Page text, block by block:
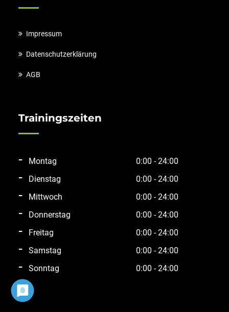
Impressum
Datenschutzerklärung
AGB
Trainingszeiten
Montag
0:00 - 24:00
Dienstag
0:00 - 24:00
Mittwoch
0:00 - 24:00
Donnerstag
0:00 - 24:00
Freitag
0:00 - 24:00
Samstag
0:00 - 24:00
Sonntag
0:00 - 24:00